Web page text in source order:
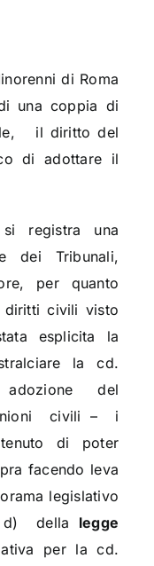
di Roma
una coppia di
il diritto del
di adottare il
registra una
dei Tribunali,
per quanto
diritti civili visto
esplicita la
la cd.
del
civili –
i
di poter
facendo leva
legislativo
della legge
per la cd.